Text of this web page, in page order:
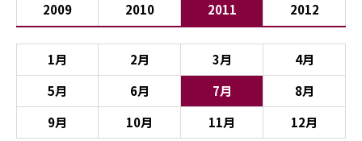
2009 2010 2011 2012
1月 2月 3月
4月
5月
6月 7月
8月
9月
10月 11月 12月